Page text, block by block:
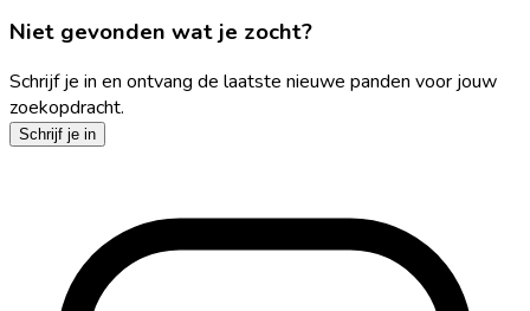
Niet gevonden wat je zocht?
Schrijf je in en ontvang de laatste nieuwe panden voor jouw
zoekopdracht.
Schrijf je in